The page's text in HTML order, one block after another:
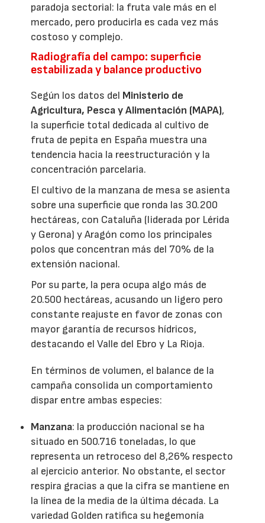
paradoja sectorial: la fruta vale más en el
mercado, pero producirla es cada vez más
costoso y complejo.
Radiografía del campo: superficie
estabilizada y balance productivo
Según los datos del Ministerio de
Agricultura, Pesca y Alimentación (MAPA),
la superficie total dedicada al cultivo de
fruta de pepita en España muestra una
tendencia hacia la reestructuración y la
concentración parcelaria.
El cultivo de la manzana de mesa se asienta
sobre una superficie que ronda las 30.200
hectáreas, con Cataluña (liderada por Lérida
y Gerona) y Aragón como los principales
polos que concentran más del 70% de la
extensión nacional.
Por su parte, la pera ocupa algo más de
20.500 hectáreas, acusando un ligero pero
constante reajuste en favor de zonas con
mayor garantía de recursos hídricos,
destacando el Valle del Ebro y La Rioja.
En términos de volumen, el balance de la
campaña consolida un comportamiento
dispar entre ambas especies:
Manzana: la producción nacional se ha
situado en 500.716 toneladas, lo que
representa un retroceso del 8,26% respecto
al ejercicio anterior. No obstante, el sector
respira gracias a que la cifra se mantiene en
la línea de la media de la última década. La
variedad Golden ratifica su hegemonía